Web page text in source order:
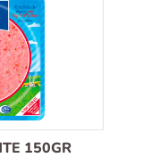
150GR